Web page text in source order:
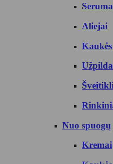
Aliejai
Kaukės
Nuo spuogų
Kremai